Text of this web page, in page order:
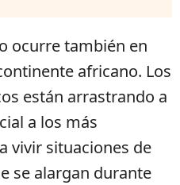
ocurre también en
africano. Los
están arrastrando a
a los más
vivir situaciones de
se alargan durante